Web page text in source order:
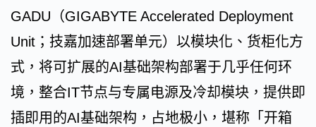
GADU（GIGABYTE Accelerated Deployment
Unit；技嘉加速部署单元）以模块化、货柜化方
式，将可扩展的AI基础架构部署于几乎任何环
境，整合IT节点与专属电源及冷却模块，提供即
插即用的AI基础架构，占地极小，堪称「开箱